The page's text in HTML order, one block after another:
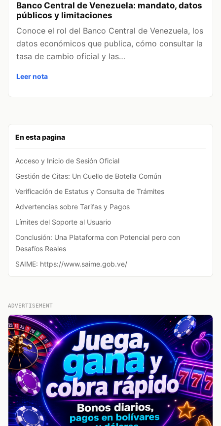
En esta pagina
Acceso y Inicio de Sesión Oficial
Gestión de Citas: Un Cuello de Botella Común
Verificación de Estatus y Consulta de Trámites
Advertencias sobre Tarifas y Pagos
Límites del Soporte al Usuario
Conclusión: Una Plataforma con Potencial pero con
Desafíos Reales
SAIME: https://www.saime.gob.ve/
Banco Central de Venezuela: mandato, datos
públicos y limitaciones
Conoce el rol del Banco Central de Venezuela, los
datos económicos que publica, cómo consultar la
tasa de cambio oficial y las…
Leer nota
ADVERTISEMENT